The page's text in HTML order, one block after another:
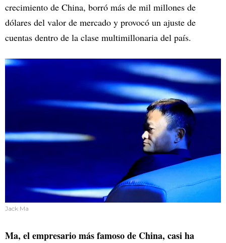
crecimiento de China, borró más de mil millones de
dólares del valor de mercado y provocó un ajuste de
cuentas dentro de la clase multimillonaria del país.
Jack Ma
Ma, el empresario más famoso de China, casi ha